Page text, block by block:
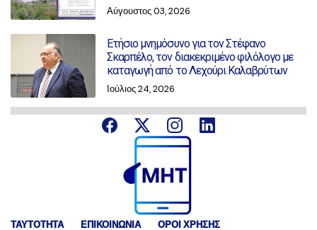
Αύγουστος 03, 2026
Ετήσιο μνημόσυνο για τον Στέφανο
Σκαρπέλο, τον διακεκριμένο φιλόλογο με
καταγωγή από το Λεχούρι Καλαβρύτων
Ιούλιος 24, 2026
ΤΑΥΤΟΤΗΤΑ ΕΠΙΚΟΙΝΩΝΙΑ ΟΡΟΙ ΧΡΗΣΗΣ